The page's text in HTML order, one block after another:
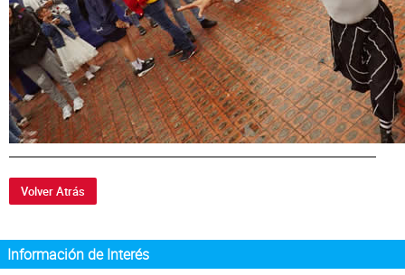
Volver Atrás
Información de Interés